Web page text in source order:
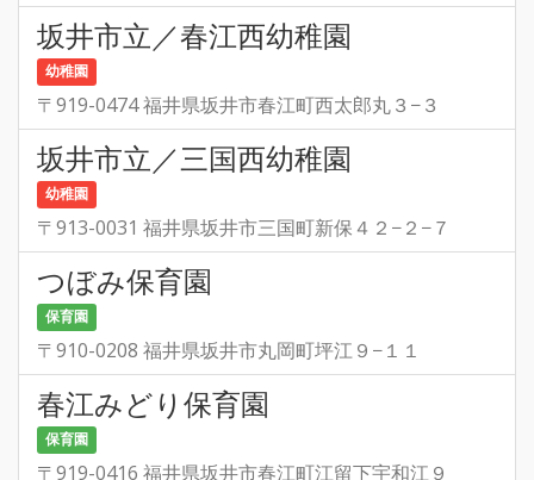
坂井市立／春江西幼稚園
幼稚園
〒919-0474 福井県坂井市春江町西太郎丸３−３
坂井市立／三国西幼稚園
幼稚園
〒913-0031 福井県坂井市三国町新保４２−２−７
つぼみ保育園
保育園
〒910-0208 福井県坂井市丸岡町坪江９−１１
春江みどり保育園
保育園
〒919-0416 福井県坂井市春江町江留下宇和江９